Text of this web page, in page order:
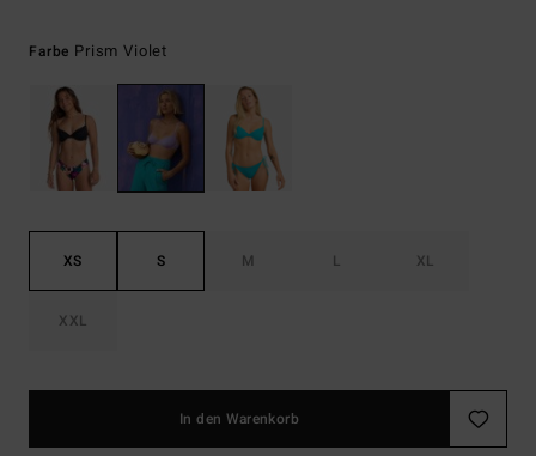
Farbe Prism Violet
XS S M L XL
XXL
In den Warenkorb